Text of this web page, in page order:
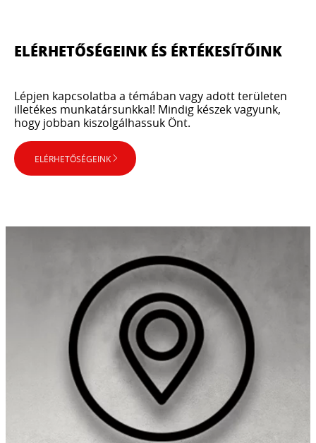
ELÉRHETŐSÉGEINK ÉS ÉRTÉKESÍTŐINK​
Lépjen kapcsolatba a témában vagy adott területen
illetékes munkatársunkkal! Mindig készek vagyunk,
hogy jobban kiszolgálhassuk Önt.​
ELÉRHETŐSÉGEINK